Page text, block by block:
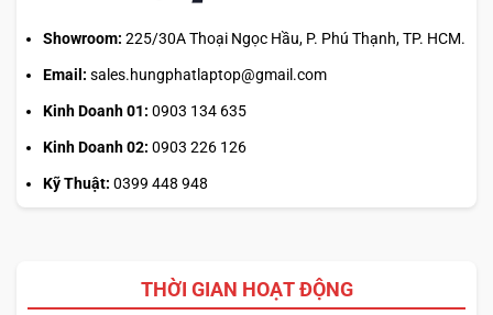
Showroom: 225/30A Thoại Ngọc Hầu, P. Phú Thạnh, TP. HCM.
Email: sales.hungphatlaptop@gmail.com
Kinh Doanh 01: 0903 134 635
Kinh Doanh 02: 0903 226 126
Kỹ Thuật: 0399 448 948
THỜI GIAN HOẠT ĐỘNG